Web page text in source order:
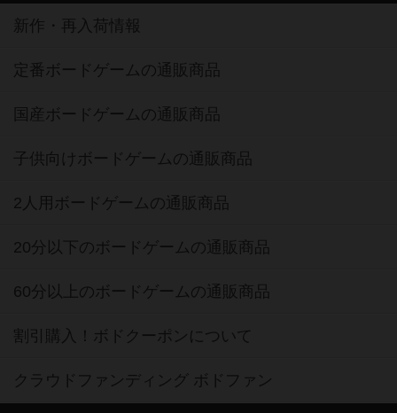
新作・再入荷情報
定番ボードゲームの通販商品
国産ボードゲームの通販商品
子供向けボードゲームの通販商品
2人用ボードゲームの通販商品
20分以下のボードゲームの通販商品
60分以上のボードゲームの通販商品
割引購入！ボドクーポンについて
クラウドファンディング ボドファン